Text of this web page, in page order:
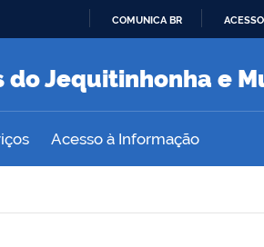
O
COMUNICA BR
do Jequitinhonha e
Acesso à Informação